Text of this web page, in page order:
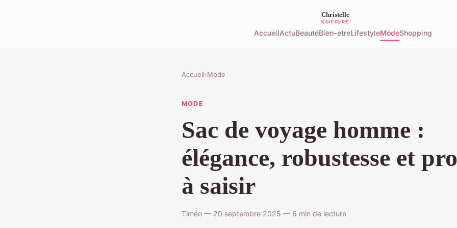
AccueilActuBeautéBien-etreLifestyleModeShopping
Accueil›Mode
MODE
Sac de voyage homme :
élégance, robustesse et
à saisir
Timéo — 20 septembre 2025 — 6 min de lecture